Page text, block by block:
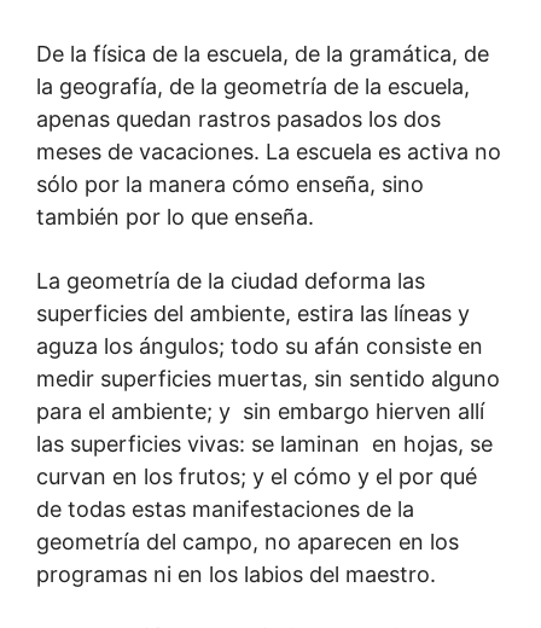
De la física de la escuela, de la gramática, de
la geografía, de la geometría de la escuela,
apenas quedan rastros pasados los dos
meses de vacaciones. La escuela es activa no
sólo por la manera cómo enseña, sino
también por lo que enseña.
La geometría de la ciudad deforma las
superficies del ambiente, estira las líneas y
aguza los ángulos; todo su afán consiste en
medir superficies muertas, sin sentido alguno
para el ambiente; y sin embargo hierven allí
las superficies vivas: se laminan en hojas, se
curvan en los frutos; y el cómo y el por qué
de todas estas manifestaciones de la
geometría del campo, no aparecen en los
programas ni en los labios del maestro.